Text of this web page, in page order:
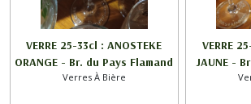
VERRE 25-33cl : ANOSTEKE
ORANGE - Br. du Pays Flamand
Verres À Bière
VERRE
JAUNE -